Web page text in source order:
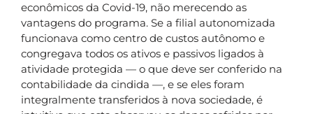
econômicos da Covid-19, não merecendo as
vantagens do programa. Se a filial autonomizada
funcionava como centro de custos autônomo e
congregava todos os ativos e passivos ligados à
atividade protegida — o que deve ser conferido na
contabilidade da cindida —, e se eles foram
integralmente transferidos à nova sociedade, é